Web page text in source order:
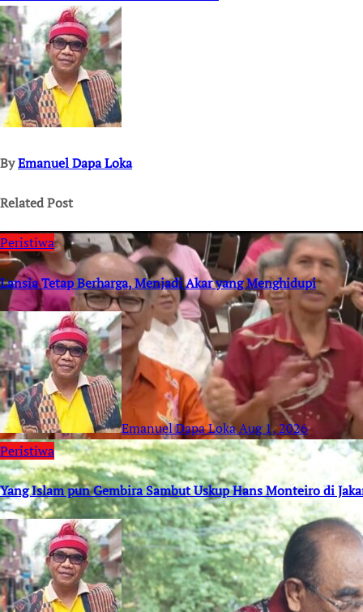
navigation
ByEmanuel Dapa Loka
Related Post
Peristiwa
Lansia Tetap Berharga, Menjadi Akar yang Menghidupi
Emanuel Dapa LokaAug 1, 2026
Peristiwa
Yang Islam pun Gembira Sambut Uskup Hans Monteiro di